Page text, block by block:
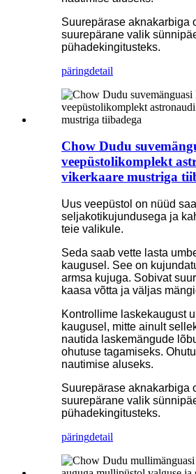
Suurepärase aknakarbiga
suurepärane valik
pühadekingitusteks.
päringdetail
Chow Dudu
veepüstolikomplekt
vikerkaare mustriga
Uus veepüstol on nüüd
seljakotikujundusega ja
teie valikule.
Seda saab vette lasta
kaugusel. See on
armsa kujuga. Sobivat
kaasa võtta ja väljas
Kontrollime laskekaugust
kaugusel, mitte ainult
nautida laskemängude
ohutuse tagamiseks.
nautimise aluseks.
Suurepärase aknakarbiga
suurepärane valik
pühadekingitusteks.
päringdetail